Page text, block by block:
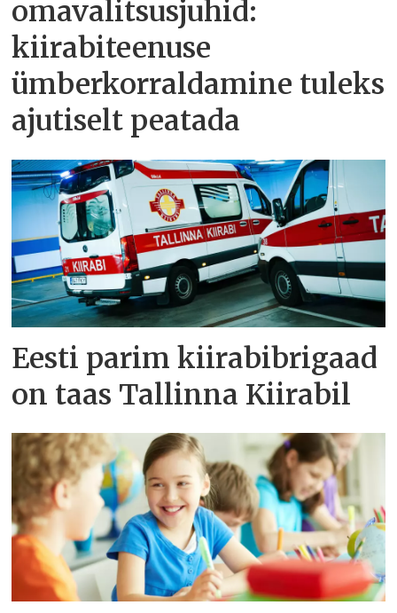
omavalitsusjuhid:
kiirabiteenuse
ümberkorraldamine tuleks
ajutiselt peatada
Eesti parim kiirabibrigaad
on taas Tallinna Kiirabil